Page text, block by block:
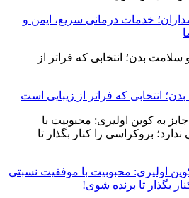
خدمات درمانی سریع، ایمن و
انتخابی که فراتر از زیبایی است
اولیری: محبوبیت با موفقیت نسبتی
بگذار تا برنده شوی!